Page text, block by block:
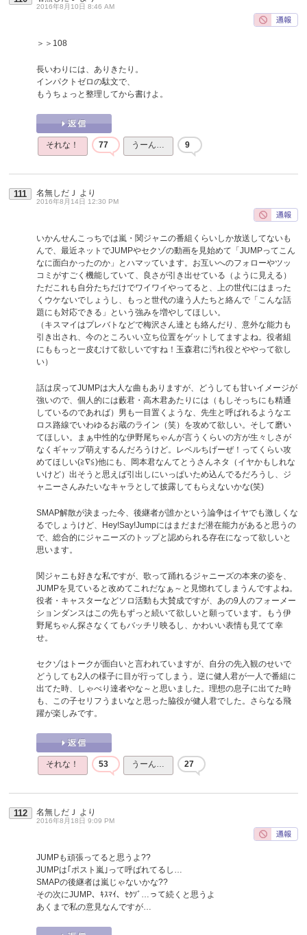
2016年8月10日 8:46 AM
＞＞108
長いわりには、ありきたり。
インパクトゼロの駄文で、
もうちょっと整理してから書けよ。
それな！ 77 うーん… 9
111 名無しだＪ より
2016年8月14日 12:30 PM
いかんせんこっちでは嵐・関ジャニの番組くらいしか放送してないも
んで、最近ネットでJUMPやセクゾの動画を見始めて「JUMPってこん
なに面白かったのか」とハマッています。お互いへのフォローやツッ
コミがすごく機能していて、良さが引き出せている（ように見える）
ただこれも自分たちだけでワイワイやってると、上の世代にはまった
くウケないでしょうし、もっと世代の違う人たちと絡んで「こんな話
題にも対応できる」という強みを増やしてほしい。
（キスマイはプレバトなどで梅沢さん達とも絡んだり、意外な能力も
引き出され、今のところいい立ち位置をゲットしてますよね。役者組
にももっと一皮むけて欲しいですね！玉森君に汚れ役とややって欲し
い）
話は戻ってJUMPは大人な曲もありますが、どうしても甘いイメージが
強いので、個人的には藪君・高木君あたりには（もしそっちにも精通
しているのであれば）男も一目置くような、先生と呼ばれるようなエ
ロス路線でいわゆるお蔵のライン（笑）を攻めて欲しい。そして磨い
てほしい。まぁ中性的な伊野尾ちゃんが言うくらいの方が生々しさが
なくギャップ萌えするんだろうけど。レベルちげーぜ！ってくらい攻
めてほしい(≧∇≦)他にも、岡本君なんてとうさんネタ（イヤかもしれな
いけど）出そうと思えば引出しにいっぱいため込んでるだろうし、ジ
ャニーさんみたいなキャラとして披露してもらえないかな(笑)
SMAP解散が決まった今、後継者が誰かという論争はイヤでも激しくな
るでしょうけど、Hey!Say!Jumpにはまだまだ潜在能力があると思うの
で、総合的にジャニーズのトップと認められる存在になって欲しいと
思います。
関ジャニも好きな私ですが、歌って踊れるジャニーズの本来の姿を、
JUMPを見ていると改めてこれだなぁ～と見惚れてしまうんですよね。
役者・キャスターなどソロ活動も大賛成ですが、あの9人のフォーメー
ションダンスはこの先もずっと続いて欲しいと願っています。もう伊
野尾ちゃん探さなくてもバッチリ映るし、かわいい表情も見てて幸
せ。
セクゾはトークが面白いと言われていますが、自分の先入観のせいで
どうしても2人の様子に目が行ってしまう。逆に健人君が一人で番組に
出てた時、しゃべり達者やな～と思いました。理想の息子に出てた時
も、この子セリフうまいなと思った脇役が健人君でした。さらなる飛
躍が楽しみです。
それな！ 53 うーん… 27
112 名無しだＪ より
2016年8月18日 9:09 PM
JUMPも頑張ってると思うよ??
JUMPは｢ポスト嵐｣って呼ばれてるし…
SMAPの後継者は嵐じゃないかな??
その次にJUMP、ｷｽﾏｲ、ｾｸｿﾞ…って続くと思うよ
あくまで私の意見なんですが…